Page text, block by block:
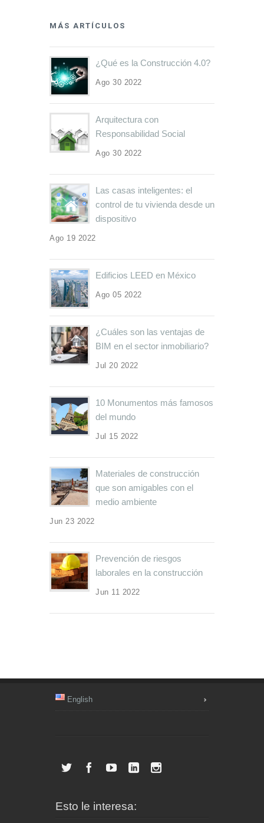
MÁS ARTÍCULOS
¿Qué es la Construcción 4.0?
Ago 30 2022
Arquitectura con
Responsabilidad Social
Ago 30 2022
Las casas inteligentes: el
control de tu vivienda desde un
dispositivo
Ago 19 2022
Edificios LEED en México
Ago 05 2022
¿Cuáles son las ventajas de
BIM en el sector inmobiliario?
Jul 20 2022
10 Monumentos más famosos
del mundo
Jul 15 2022
Materiales de construcción
que son amigables con el
medio ambiente
Jun 23 2022
Prevención de riesgos
laborales en la construcción
Jun 11 2022
English
Esto le interesa: